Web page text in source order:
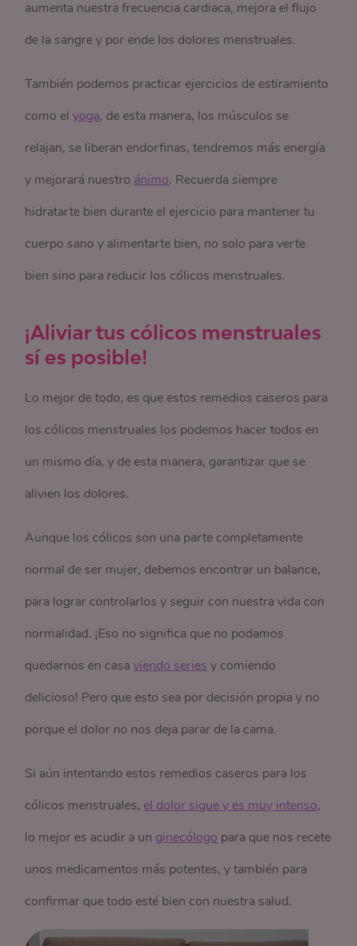
aumenta nuestra frecuencia cardiaca, mejora el flujo
de la sangre y por ende los dolores menstruales.
También podemos practicar ejercicios de estiramiento
como elyoga, de esta manera, los músculos se
relajan, se liberan endorfinas, tendremos más energía
y mejorará nuestro ánimo. Recuerda siempre
hidratarte bien durante el ejercicio para mantener tu
cuerpo sano y alimentarte bien, no solo para verte
bien sino para reducir los cólicos menstruales.
¡Aliviar tus cólicos menstruales
sí es posible!
Lo mejor de todo, es que estos remedios caseros para
los cólicos menstruales los podemos hacer todos en
un mismo día, y de esta manera, garantizar que se
alivien los dolores.
Aunque los cólicos son una parte completamente
normal de ser mujer, debemos encontrar un balance,
para lograr controlarlos y seguir con nuestra vida con
normalidad. ¡Eso no significa que no podamos
quedarnos en casaviendo series y comiendo
delicioso! Pero que esto sea por decisión propia y no
porque el dolor no nos deja parar de la cama.
Si aún intentando estos remedios caseros para los
cólicos menstruales, el dolor sigue y es muy intenso,
lo mejor es acudir a un ginecólogo para que nos recete
unos medicamentos más potentes, y también para
confirmar que todo esté bien con nuestra salud.